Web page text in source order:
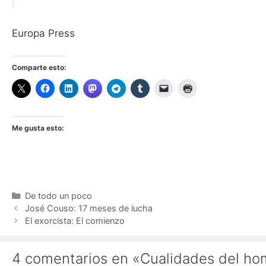
Europa Press
Comparte esto:
Me gusta esto:
Categorías
De todo un poco
José Couso: 17 meses de lucha
El exorcista: El comienzo
4 comentarios en «Cualidades del